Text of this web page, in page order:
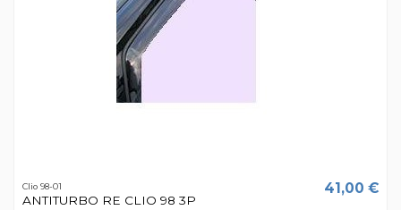
Clio 98-01
ANTITURBO RE CLIO 98 3P
41,00 €